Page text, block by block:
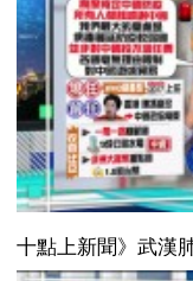
十點上新聞》武漢